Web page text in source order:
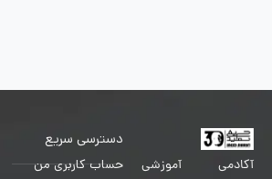
آکادمی آموزشی
دسترسی سریع
حساب کاربری من